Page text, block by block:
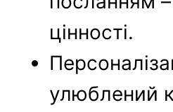
цінності.
улюблений